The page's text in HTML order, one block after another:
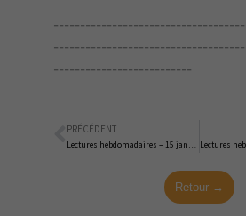
--------------------------
Précédent
PRÉCÉDENT
Lectures hebdomadaires – 15 janvier 2023
Retour →